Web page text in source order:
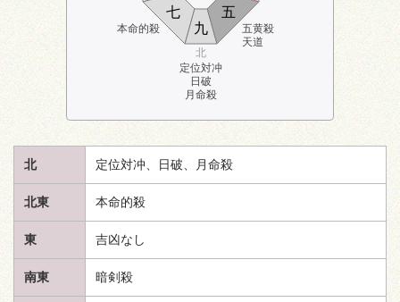
本命的殺
定位対冲
日破
月命殺
五黄殺
天道
北
九
五
七
北 定位対冲、日破、月命殺
北東 本命的殺
東 吉凶なし
南東 暗剣殺